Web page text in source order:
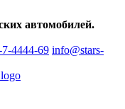
автомобилей.
4444-69 info@stars-